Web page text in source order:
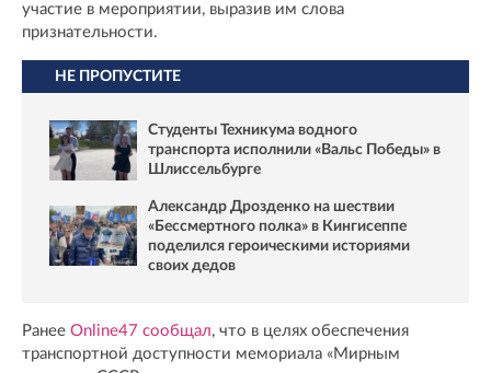
участие в мероприятии, выразив им слова
признательности.
НЕ ПРОПУСТИТЕ
Студенты Техникума водного
транспорта исполнили «Вальс Победы» в
Шлиссельбурге
Александр Дрозденко на шествии
«Бессмертного полка» в Кингисеппе
поделился героическими историями
своих дедов
Ранее Online47 сообщал, что в целях обеспечения
транспортной доступности мемориала «Мирным